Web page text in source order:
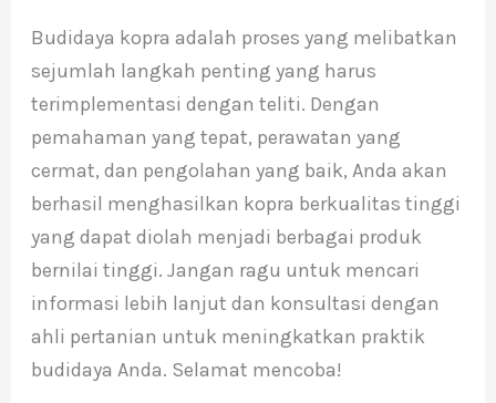
Budidaya kopra adalah proses yang melibatkan
sejumlah langkah penting yang harus
terimplementasi dengan teliti. Dengan
pemahaman yang tepat, perawatan yang
cermat, dan pengolahan yang baik, Anda akan
berhasil menghasilkan kopra berkualitas tinggi
yang dapat diolah menjadi berbagai produk
bernilai tinggi. Jangan ragu untuk mencari
informasi lebih lanjut dan konsultasi dengan
ahli pertanian untuk meningkatkan praktik
budidaya Anda. Selamat mencoba!